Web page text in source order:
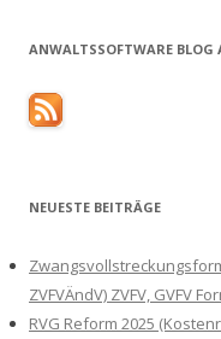
ANWALTSSOFTWARE BLOG
NEUESTE BEITRÄGE
ZVFVÄndV) ZVFV, GVFV
RVG Reform 2025